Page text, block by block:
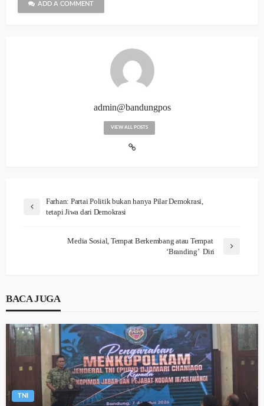
ADD A COMMENT
admin@bandungpos
VIEW ALL POSTS
Farhan: Partai Politik bukan hanya Pilar Demokrasi,
tetapi Jiwa dari Demokrasi
Media Sosial, Tempat Berkembang atau Tempat
‘Branding’ Diri
BACA JUGA
TNI